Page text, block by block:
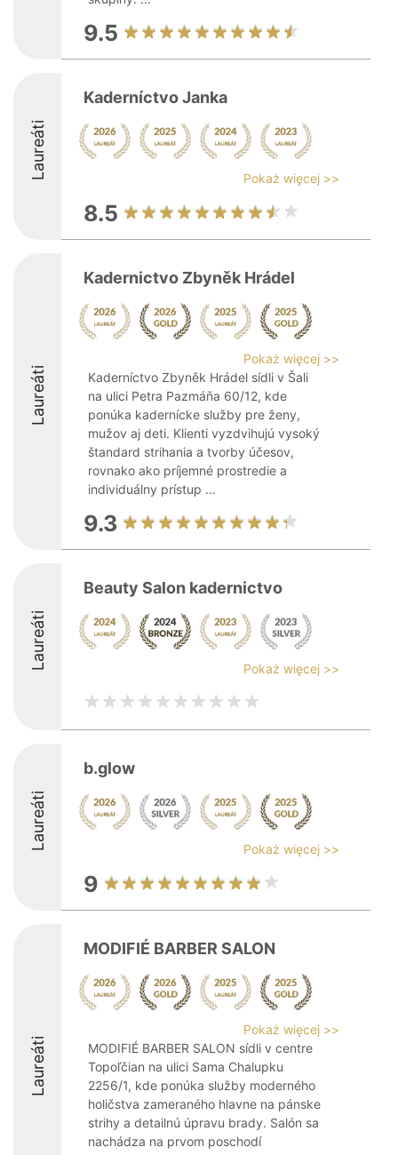
9.5
Laureáti
Kaderníctvo Janka
Pokaż więcej >>
8.5
Laureáti
Kadernictvo Zbyněk Hrádel
Pokaż więcej >>
Kaderníctvo Zbyněk Hrádel sídli v Šali
na ulici Petra Pazmáňa 60/12, kde
ponúka kadernícke služby pre ženy,
mužov aj deti. Klienti vyzdvihujú vysoký
štandard strihania a tvorby účesov,
rovnako ako príjemné prostredie a
individuálny prístup ...
9.3
Laureáti
Beauty Salon kadernictvo
Pokaż więcej >>
Laureáti
b.glow
Pokaż więcej >>
9
Laureáti
MODIFIÉ BARBER SALON
Pokaż więcej >>
MODIFIÉ BARBER SALON sídli v centre
Topoľčian na ulici Sama Chalupku
2256/1, kde ponúka služby moderného
holičstva zameraného hlavne na pánske
strihy a detailnú úpravu brady. Salón sa
nachádza na prvom poschodí